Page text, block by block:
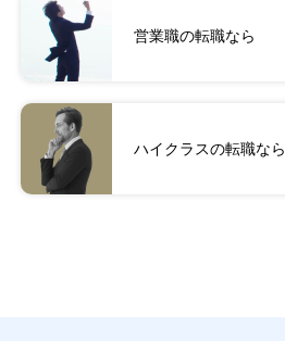
営業職の転職なら
ハイクラスの転職なら